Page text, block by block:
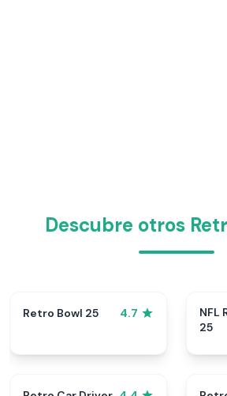
Descubre otros
Retro Bowl 25 4.7
NFL
25